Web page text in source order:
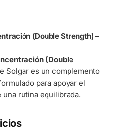
(Double Strength) –
(Double
Solgar es un complemento
para apoyar el
rutina equilibrada.